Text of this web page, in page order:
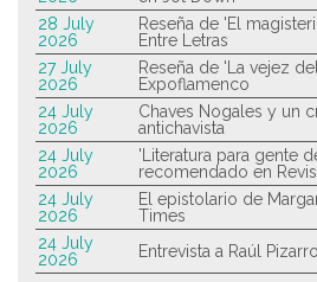
28 July
2026
Reseña de 'El
Entre Letras
27 July
2026
Reseña de 'La vejez
Expoflamenco
24 July
2026
Chaves Nogales y un
antichavista
24 July
2026
'Literatura para gente
recomendado en
24 July
2026
El epistolario de
Times
24 July
2026
Entrevista a Raúl